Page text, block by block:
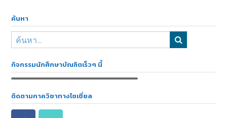
ค้นหา
กิจกรรมนักศึกษาบัณฑิตเร็วๆ นี้
ติดตามภาควิชาทางโซเชี่ยล